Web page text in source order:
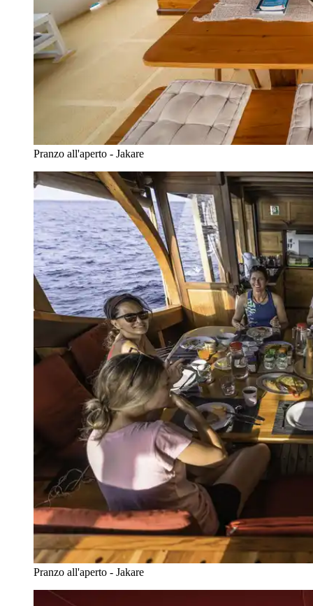
Pranzo all'aperto - Jakare
Pranzo all'aperto - Jakare